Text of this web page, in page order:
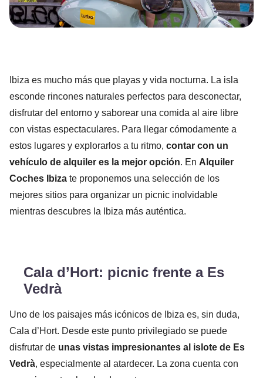
Ibiza es mucho más que playas y vida nocturna. La isla
esconde rincones naturales perfectos para desconectar,
disfrutar del entorno y saborear una comida al aire libre
con vistas espectaculares. Para llegar cómodamente a
estos lugares y explorarlos a tu ritmo, contar con un
vehículo de alquiler es la mejor opción. En Alquiler
Coches Ibiza te proponemos una selección de los
mejores sitios para organizar un picnic inolvidable
mientras descubres la Ibiza más auténtica.
Cala d’Hort: picnic frente a Es
Vedrà
Uno de los paisajes más icónicos de Ibiza es, sin duda,
Cala d’Hort. Desde este punto privilegiado se puede
disfrutar de unas vistas impresionantes al islote de Es
Vedrà, especialmente al atardecer. La zona cuenta con